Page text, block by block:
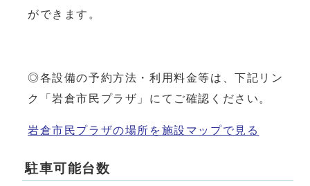
ができます。
◎各設備の予約方法・利用料金等は、下記リン
ク「岩倉市民プラザ」にてご確認ください。
岩倉市民プラザの場所を施設マップで見る
駐車可能台数